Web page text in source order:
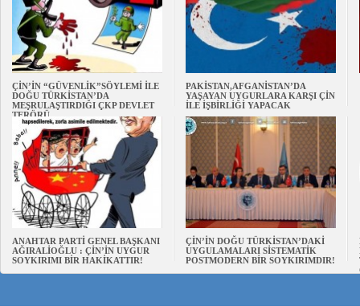
ÇİN’İN “GÜVENLİK”SÖYLEMİ İLE
DOĞU TÜRKİSTAN’DA
MEŞRULAŞTIRDIĞI ÇKP DEVLET
TERÖRÜ
PAKİSTAN,AFGANİSTAN’DA
YAŞAYAN UYGURLARA KARŞI ÇİN
İLE İŞBİRLİĞİ YAPACAK
ANAHTAR PARTİ GENEL BAŞKANI
AĞIRALİOĞLU : ÇİN’İN UYGUR
SOYKIRIMI BİR HAKİKATTIR!
ÇİN’İN DOĞU TÜRKİSTAN’DAKİ
UYGULAMALARI SİSTEMATİK
POSTMODERN BİR SOYKIRIMDIR!